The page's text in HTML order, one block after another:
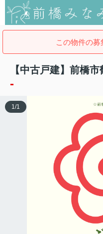
この物件の募
【中古戸建】前橋
-
1/1